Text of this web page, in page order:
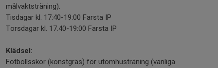
målvaktsträning).
Tisdagar kl. 17:40-19:00 Farsta IP
Torsdagar kl. 17.40-19:00 Farsta IP
Klädsel:
Fotbollsskor (konstgräs) för utomhusträning (vanliga